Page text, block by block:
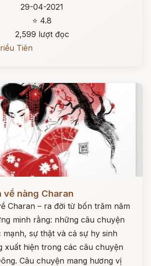
29-04-2021
⭐ 4.8
2,599 lượt đọc
Tiên
về nàng Charan
Charan – ra đời từ bốn trăm năm
minh rằng: những câu chuyện
mạnh, sự thật và cả sự hy sinh
xuất hiện trong các câu chuyện
Câu chuyện mang hương vị